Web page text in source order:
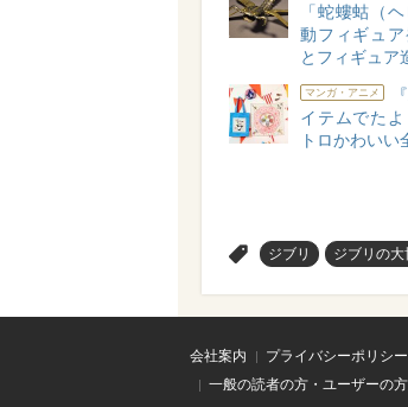
「蛇螻蛄（
動フィギュ
とフィギュア
マンガ・アニメ
イテムでた
トロかわいい
ジブリ ジブリの
会社案内 プライバシーポリシー
一般の読者の方・ユーザーの